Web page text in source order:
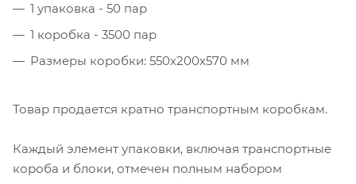
1 упаковка - 50 пар
1 коробка - 3500 пар
Размеры коробки: 550х200х570 мм
Товар продается кратно транспортным коробкам.
Каждый элемент упаковки, включая транспортные
короба и блоки, отмечен полным набором